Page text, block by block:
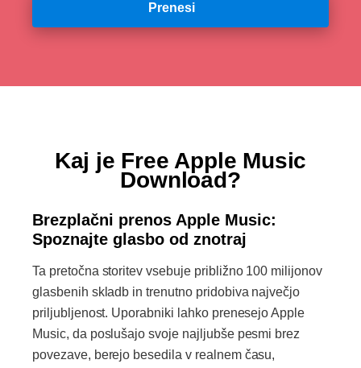
Prenesi
Kaj je Free Apple Music
Download?
Brezplačni prenos Apple Music:
Spoznajte glasbo od znotraj
Ta pretočna storitev vsebuje približno 100 milijonov
glasbenih skladb in trenutno pridobiva največjo
priljubljenost. Uporabniki lahko prenesejo Apple
Music, da poslušajo svoje najljubše pesmi brez
povezave, berejo besedila v realnem času,